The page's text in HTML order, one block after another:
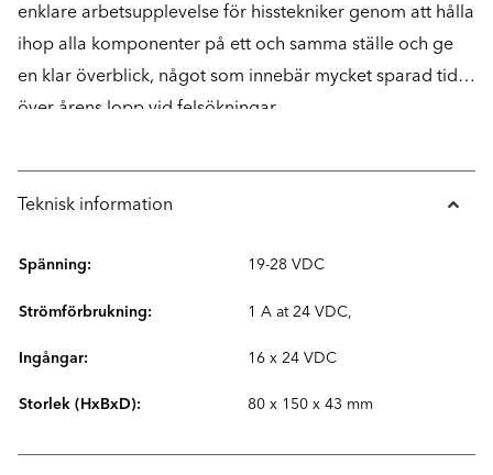
enklare arbetsupplevelse för hisstekniker genom att hålla
ihop alla komponenter på ett och samma ställe och ge
en klar överblick, något som innebär mycket sparad tid
över årens lopp vid felsökningar.
Teknisk information
Spänning: 19-28 VDC
Strömförbrukning: 1 A at 24 VDC,
Ingångar: 16 x 24 VDC
Storlek (HxBxD): 80 x 150 x 43 mm